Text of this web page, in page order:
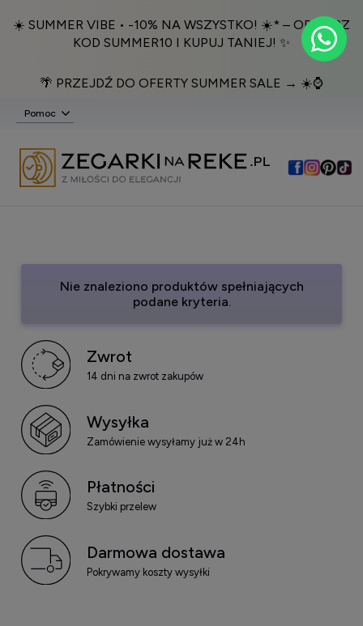
☀️ SUMMER VIBE • -10% NA WSZYSTKO! ☀️* – ODBIERZ
KOD SUMMER10 I KUPUJ TANIEJ! ✨
🌴 PRZEJDŹ DO OFERTY SUMMER SALE → ☀️⌚️
Pomoc
Nie znaleziono produktów spełniających
podane kryteria.
Zwrot
14 dni na zwrot zakupów
Wysyłka
Zamówienie wysyłamy już w 24h
Płatności
Szybki przelew
Darmowa dostawa
Pokrywamy koszty wysyłki